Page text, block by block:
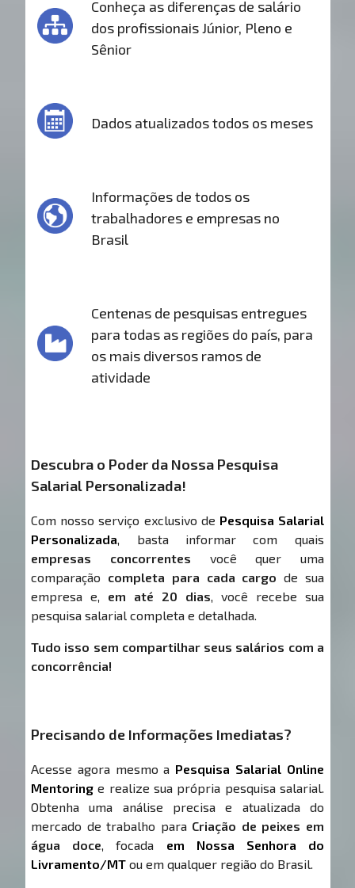
Conheça as diferenças de salário
dos profissionais Júnior, Pleno e
Sênior
Dados atualizados todos os meses
Informações de todos os
trabalhadores e empresas no
Brasil
Centenas de pesquisas entregues
para todas as regiões do país, para
os mais diversos ramos de
atividade
Descubra o Poder da Nossa Pesquisa
Salarial Personalizada!
Com nosso serviço exclusivo de Pesquisa Salarial
Personalizada, basta informar com quais
empresas concorrentes você quer uma
comparação completa para cada cargo de sua
empresa e, em até 20 dias, você recebe sua
pesquisa salarial completa e detalhada.
Tudo isso sem compartilhar seus salários com a
concorrência!
Precisando de Informações Imediatas?
Acesse agora mesmo a Pesquisa Salarial Online
Mentoring e realize sua própria pesquisa salarial.
Obtenha uma análise precisa e atualizada do
mercado de trabalho para Criação de peixes em
água doce, focada em Nossa Senhora do
Livramento/MT ou em qualquer região do Brasil.